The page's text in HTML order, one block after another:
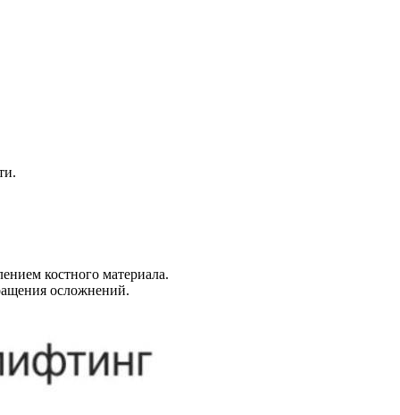
костного материала.
осложнений.